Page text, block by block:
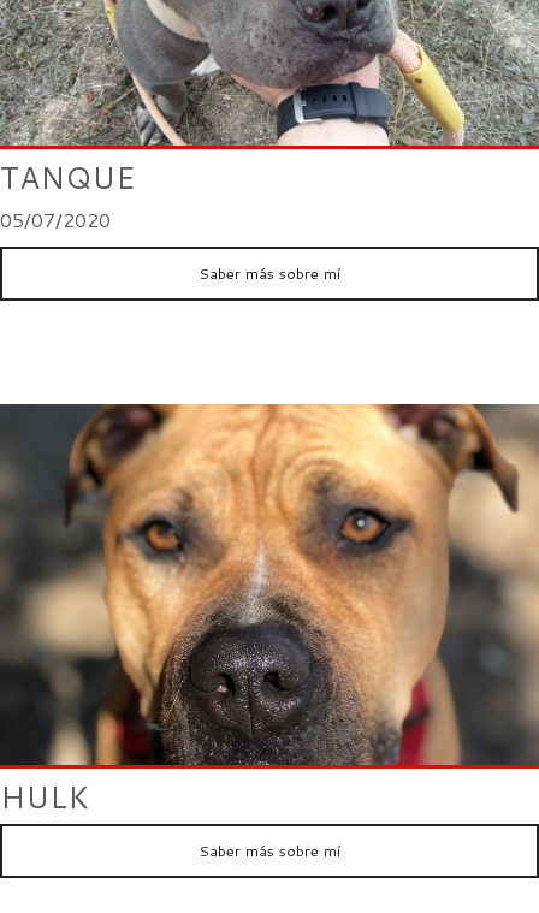
TANQUE
05/07/2020
Saber más sobre mí
HULK
Saber más sobre mí